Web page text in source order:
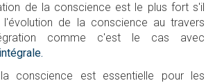
de la conscience est le plus fort s'il
l'évolution de la conscience au travers
comme c'est le cas avec
conscience est essentielle pour les